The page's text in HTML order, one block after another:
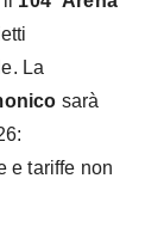
La
sarà
e tariffe non